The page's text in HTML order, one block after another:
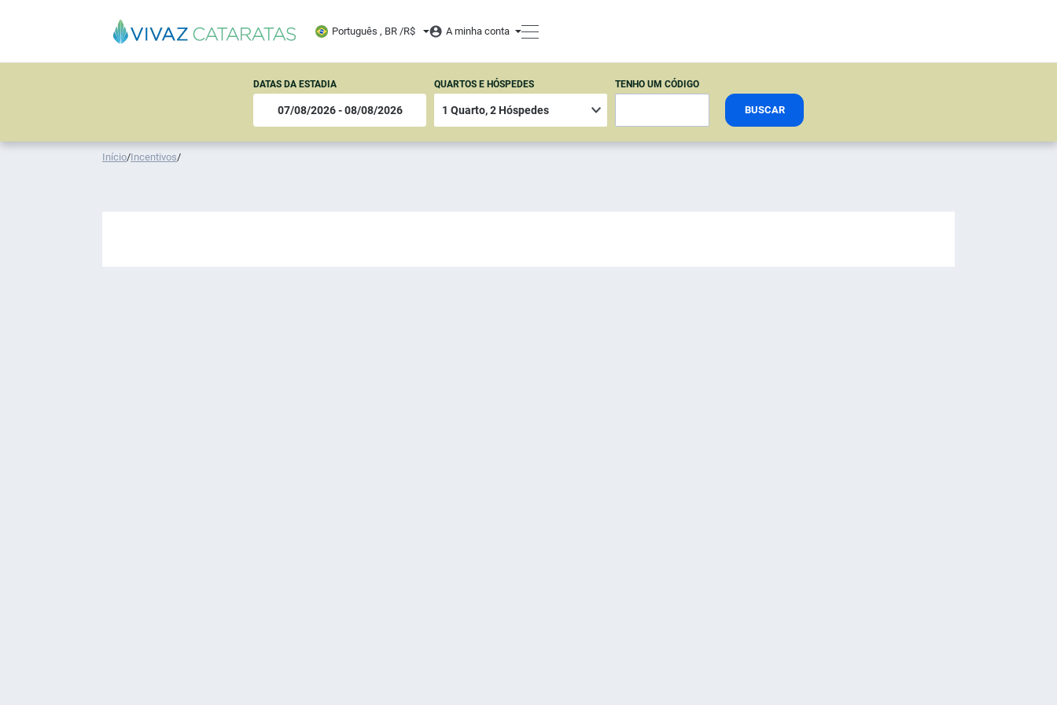
Português , BR /R$ A minha conta
DATAS DA ESTADIA QUARTOS E HÓSPEDES TENHO UM CÓDIGO
BUSCAR
Início/Incentivos/